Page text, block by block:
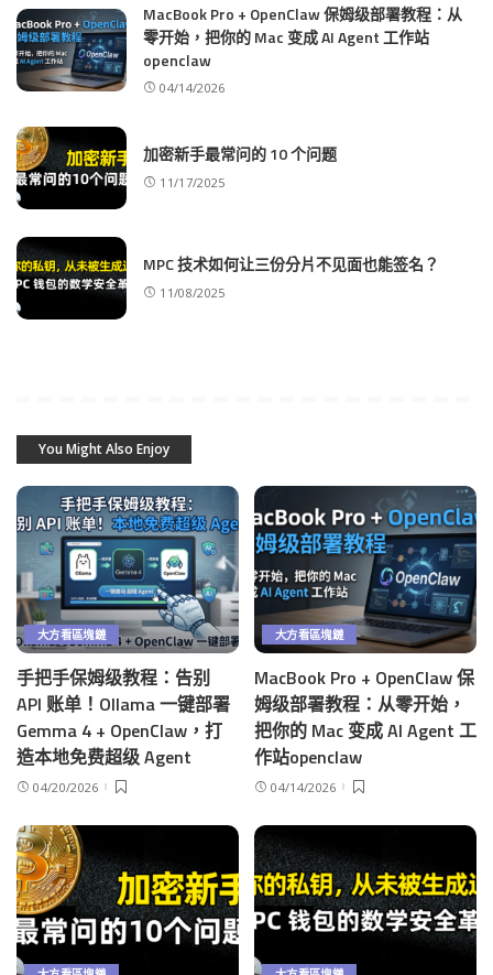
MacBook Pro + OpenClaw 保姆级部署教程：从
零开始，把你的 Mac 变成 AI Agent 工作站
openclaw
04/14/2026
加密新手最常问的 10 个问题
11/17/2025
MPC 技术如何让三份分片不见面也能签名？
11/08/2025
You Might Also Enjoy
大方看區塊鏈
手把手保姆级教程：告别
API 账单！Ollama 一键部署
Gemma 4 + OpenClaw，打
造本地免费超级 Agent
04/20/2026
大方看區塊鏈
MacBook Pro + OpenClaw 保
姆级部署教程：从零开始，
把你的 Mac 变成 AI Agent 工
作站openclaw
04/14/2026